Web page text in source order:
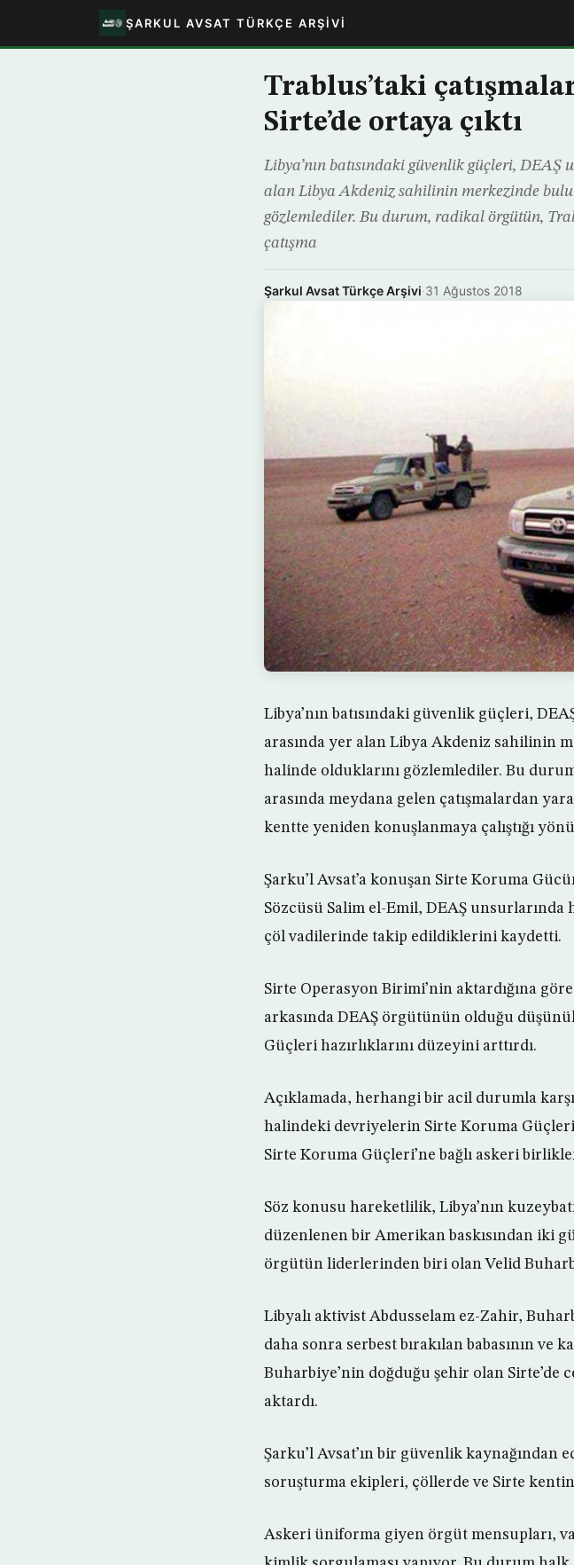
ŞARKUL AVSAT TÜRKÇE ARŞIVI
Trablus’taki
Sirte’de ortaya çıktı
Libya’nın batısındaki güvenlik güçleri,
alan Libya Akdeniz sahilinin merkezinde
gözlemlediler. Bu durum, radikal örgütün,
çatışma
Şarkul Avsat Türkçe Arşivi·31 Ağustos 2018
Libya’nın batısındaki güvenlik güçleri,
arasında yer alan Libya Akdeniz sahilinin
halinde olduklarını gözlemlediler. Bu
arasında meydana gelen çatışmalardan
kentte yeniden konuşlanmaya çalıştığı
Şarku’l Avsat’a konuşan Sirte Koruma
Sözcüsü Salim el-Emil, DEAŞ
çöl vadilerinde takip edildiklerini kaydetti.
Sirte Operasyon Birimi’nin aktardığına
arkasında DEAŞ örgütünün olduğu
Güçleri hazırlıklarını düzeyini arttırdı.
Açıklamada, herhangi bir acil durumla
halindeki devriyelerin Sirte Koruma Güçleri
Sirte Koruma Güçleri’ne bağlı askeri
Söz konusu hareketlilik, Libya’nın
düzenlenen bir Amerikan baskısından iki
örgütün liderlerinden biri olan Velid
Libyalı aktivist Abdusselam ez-Zahir,
daha sonra serbest bırakılan babasının ve
Buharbiye’nin doğduğu şehir olan Sirte’de
aktardı.
Şarku’l Avsat’ın bir güvenlik kaynağından
soruşturma ekipleri, çöllerde ve Sirte
Askeri üniforma giyen örgüt mensupları,